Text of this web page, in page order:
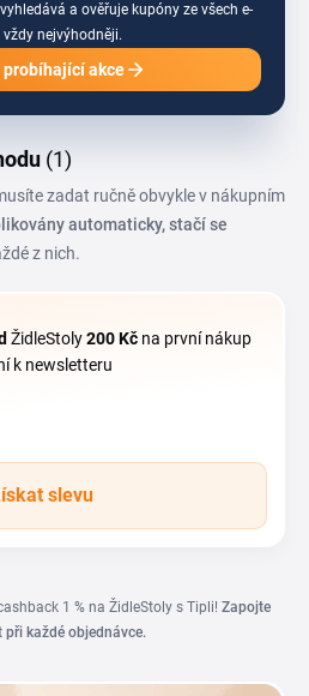
a ověřuje kupóny ze všech e-
nejvýhodněji.
akce
(1)
zadat ručně obvykle v nákupním
automaticky, stačí se
z nich.
ŽidleStoly200 Kč na první nákup
k newsletteru
slevu
1 % na ŽidleStoly s Tipli! Zapojte
při každé objednávce.